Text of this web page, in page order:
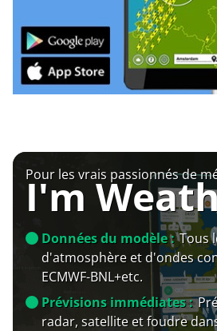
Pour les vrais passionnés de
I'm
Données du modèle : Tous
d'atmosphère et d'ondes
ECMWF-BNL+etc.
Prévisions immédiates :
radar, satellite et foudre